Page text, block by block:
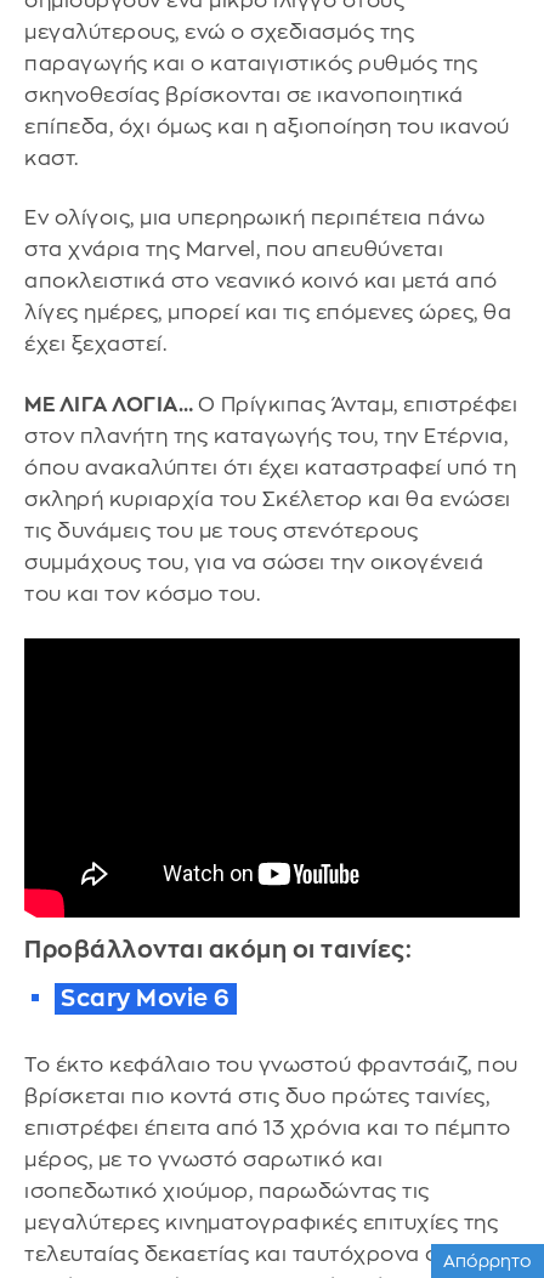
μεγαλύτερους, ενώ ο σχεδιασμός της
παραγωγής και ο καταιγιστικός ρυθμός της
σκηνοθεσίας βρίσκονται σε ικανοποιητικά
επίπεδα, όχι όμως και η αξιοποίηση του ικανού
καστ.
Εν ολίγοις, μια υπερηρωική περιπέτεια πάνω
στα χνάρια της Marvel, που απευθύνεται
αποκλειστικά στο νεανικό κοινό και μετά από
λίγες ημέρες, μπορεί και τις επόμενες ώρες, θα
έχει ξεχαστεί.
ΜΕ ΛΙΓΑ ΛΟΓΙΑ… Ο Πρίγκιπας Άνταμ, επιστρέφει
στον πλανήτη της καταγωγής του, την Ετέρνια,
όπου ανακαλύπτει ότι έχει καταστραφεί υπό τη
σκληρή κυριαρχία του Σκέλετορ και θα ενώσει
τις δυνάμεις του με τους στενότερους
συμμάχους του, για να σώσει την οικογένειά
του και τον κόσμο του.
Προβάλλονται ακόμη οι ταινίες:
Scary Movie 6
Το έκτο κεφάλαιο του γνωστού φραντσάιζ, που
βρίσκεται πιο κοντά στις δυο πρώτες ταινίες,
επιστρέφει έπειτα από 13 χρόνια και το πέμπτο
μέρος, με το γνωστό σαρωτικό και
ισοπεδωτικό χιούμορ, παρωδώντας τις
μεγαλύτερες κινηματογραφικές επιτυχίες της
τελευταίας δεκαετίας και ταυτόχρονα όλαΑπόρρητο